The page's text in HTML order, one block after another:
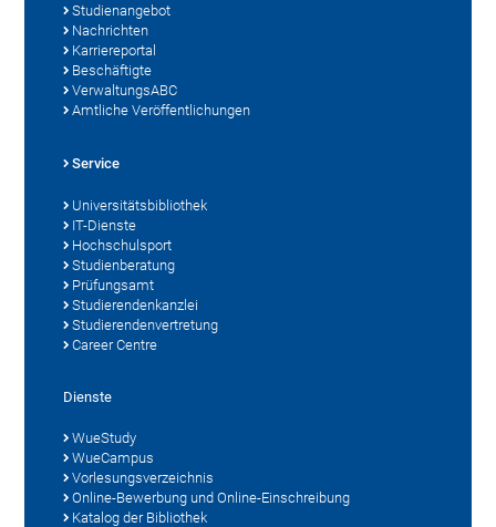
Studienangebot
Nachrichten
Karriereportal
Beschäftigte
VerwaltungsABC
Amtliche Veröffentlichungen
Service
Universitätsbibliothek
IT-Dienste
Hochschulsport
Studienberatung
Prüfungsamt
Studierendenkanzlei
Studierendenvertretung
Career Centre
Dienste
WueStudy
WueCampus
Vorlesungsverzeichnis
Online-Bewerbung und Online-Einschreibung
Katalog der Bibliothek